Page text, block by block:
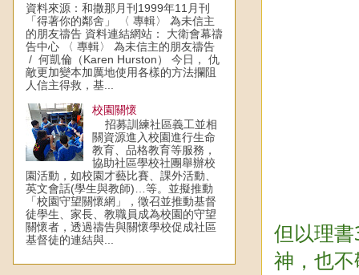
但以理
神，也
資料來源：和撒那月刊1999年11月刊
「得著你的鄰舍」 〈 專輯〉 為未信主
的朋友禱告 資料連結網站： 大衛會幕禱
告中心 〈 專輯〉 為未信主的朋友禱告
/ 何凱倫（Karen Hurston） 今日， 仇
敵更加變本加厲地使用各樣的方法攔阻
人信主得救，基...
校園關懷
招募訓練社區義工並相
關資源進入校園進行生命
教育、品格教育等服務，
協助社區學校社團舉辦校
園活動，如校園才藝比賽、課外活動、
英文會話(學生與教師)…等。並擬推動
「校園守望關懷網」，徵召並推動基督
徒學生、家長、教職員成為校園的守望
關懷者，透過禱告與關懷學校促成社區
基督徒的連結與...